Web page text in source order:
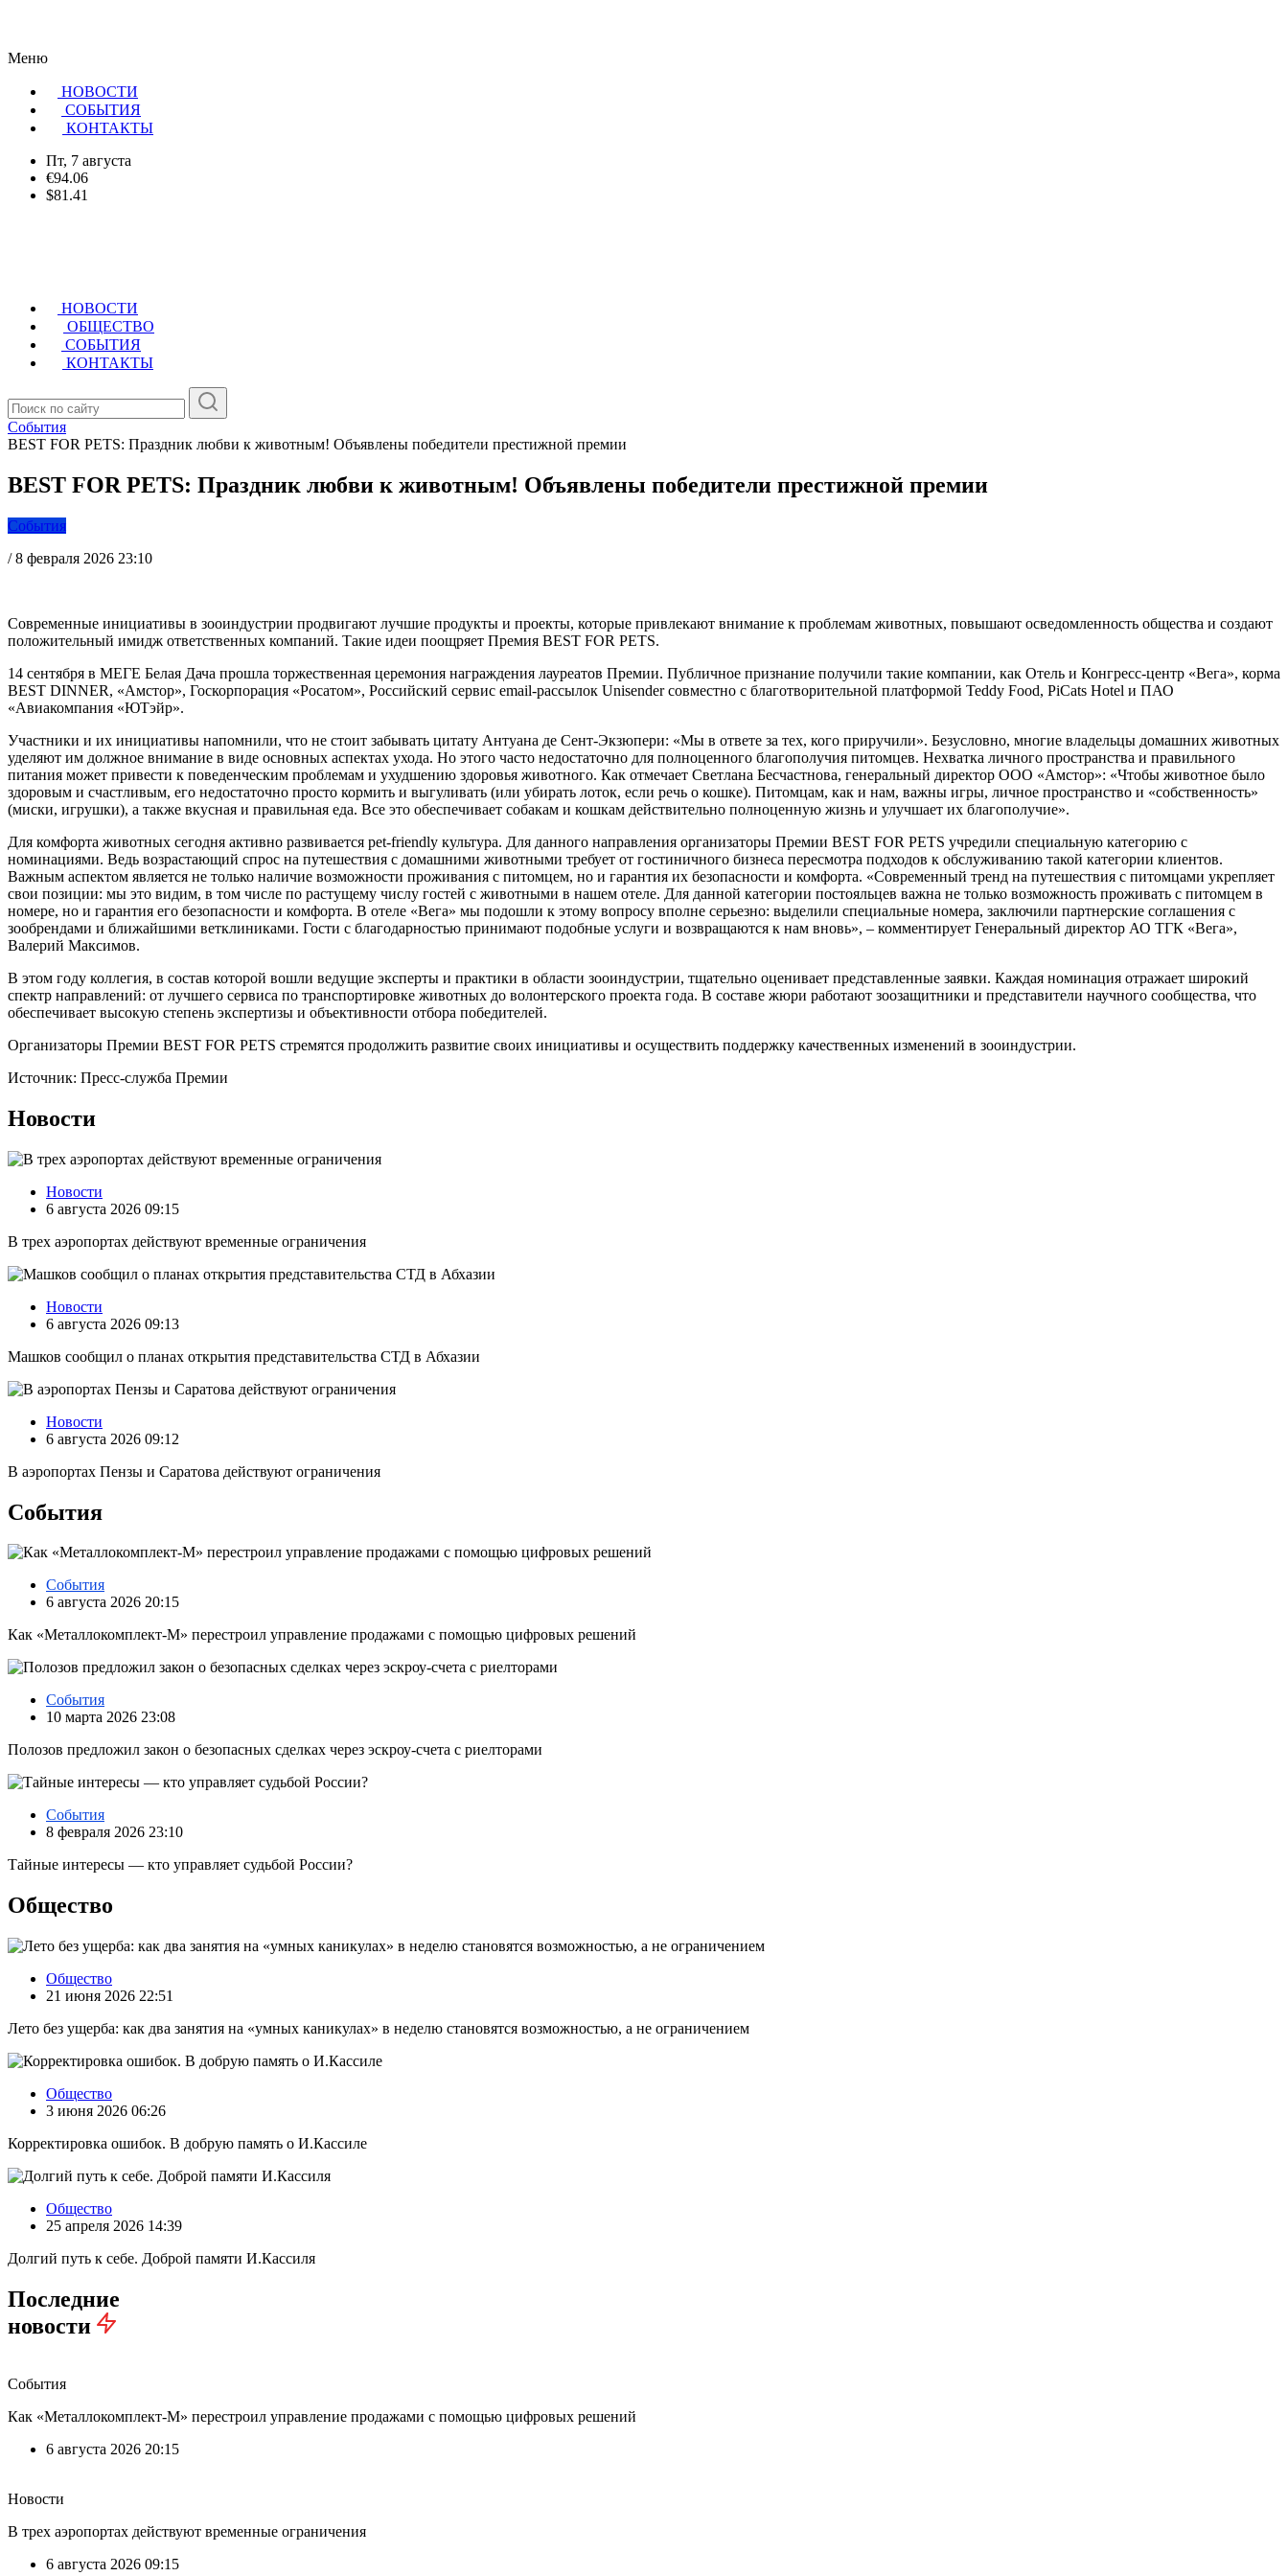
Меню
НОВОСТИ
CОБЫТИЯ
КОНТАКТЫ
Пт, 7 августа
€94.06
$81.41
НОВОСТИ
ОБЩЕСТВО
СОБЫТИЯ
КОНТАКТЫ
События
BEST FOR PETS: Праздник любви к животным! Объявлены победители престижной премии
BEST FOR PETS: Праздник любви к животным! Объявлены победители престижной премии
События
/ 8 февраля 2026 23:10
Современные инициативы в зооиндустрии продвигают лучшие продукты и проекты, которые привлекают внимание к проблемам животных, повышают осведомленность общества и создают
положительный имидж ответственных компаний. Такие идеи поощряет Премия BEST FOR PETS.
14 сентября в МЕГЕ Белая Дача прошла торжественная церемония награждения лауреатов Премии. Публичное признание получили такие компании, как Отель и Конгресс-центр «Вега», корма
BEST DINNER, «Амстор», Госкорпорация «Росатом», Российский сервис email-рассылок Unisender совместно с благотворительной платформой Teddy Food, PiCats Hotel и ПАО
«Авиакомпания «ЮТэйр».
Участники и их инициативы напомнили, что не стоит забывать цитату Антуана де Сент-Экзюпери: «Мы в ответе за тех, кого приручили». Безусловно, многие владельцы домашних животных
уделяют им должное внимание в виде основных аспектах ухода. Но этого часто недостаточно для полноценного благополучия питомцев. Нехватка личного пространства и правильного
питания может привести к поведенческим проблемам и ухудшению здоровья животного. Как отмечает Светлана Бесчастнова, генеральный директор ООО «Амстор»: «Чтобы животное было
здоровым и счастливым, его недостаточно просто кормить и выгуливать (или убирать лоток, если речь о кошке). Питомцам, как и нам, важны игры, личное пространство и «собственность»
(миски, игрушки), а также вкусная и правильная еда. Все это обеспечивает собакам и кошкам действительно полноценную жизнь и улучшает их благополучие».
Для комфорта животных сегодня активно развивается pet-friendly культура. Для данного направления организаторы Премии BEST FOR PETS учредили специальную категорию с
номинациями. Ведь возрастающий спрос на путешествия с домашними животными требует от гостиничного бизнеса пересмотра подходов к обслуживанию такой категории клиентов.
Важным аспектом является не только наличие возможности проживания с питомцем, но и гарантия их безопасности и комфорта. «Современный тренд на путешествия с питомцами укрепляет
свои позиции: мы это видим, в том числе по растущему числу гостей с животными в нашем отеле. Для данной категории постояльцев важна не только возможность проживать с питомцем в
номере, но и гарантия его безопасности и комфорта. В отеле «Вега» мы подошли к этому вопросу вполне серьезно: выделили специальные номера, заключили партнерские соглашения с
зообрендами и ближайшими ветклиниками. Гости с благодарностью принимают подобные услуги и возвращаются к нам вновь», – комментирует Генеральный директор АО ТГК «Вега»,
Валерий Максимов.
В этом году коллегия, в состав которой вошли ведущие эксперты и практики в области зооиндустрии, тщательно оценивает представленные заявки. Каждая номинация отражает широкий
спектр направлений: от лучшего сервиса по транспортировке животных до волонтерского проекта года. В составе жюри работают зоозащитники и представители научного сообщества, что
обеспечивает высокую степень экспертизы и объективности отбора победителей.
Организаторы Премии BEST FOR PETS стремятся продолжить развитие своих инициативы и осуществить поддержку качественных изменений в зооиндустрии.
Источник: Пресс-служба Премии
Новости
Новости
6 августа 2026 09:15
В трех аэропортах действуют временные ограничения
Новости
6 августа 2026 09:13
Машков сообщил о планах открытия представительства СТД в Абхазии
Новости
6 августа 2026 09:12
В аэропортах Пензы и Саратова действуют ограничения
События
События
6 августа 2026 20:15
Как «Металлокомплект-М» перестроил управление продажами с помощью цифровых решений
События
10 марта 2026 23:08
Полозов предложил закон о безопасных сделках через эскроу‑счета с риелторами
События
8 февраля 2026 23:10
Тайные интересы — кто управляет судьбой России?
Общество
Общество
21 июня 2026 22:51
Лето без ущерба: как два занятия на «умных каникулах» в неделю становятся возможностью, а не ограничением
Общество
3 июня 2026 06:26
Корректировка ошибок. В добрую память о И.Кассиле
Общество
25 апреля 2026 14:39
Долгий путь к себе. Доброй памяти И.Кассиля
Последние
новости
События
Как «Металлокомплект-М» перестроил управление продажами с помощью цифровых решений
6 августа 2026 20:15
Новости
В трех аэропортах действуют временные ограничения
6 августа 2026 09:15